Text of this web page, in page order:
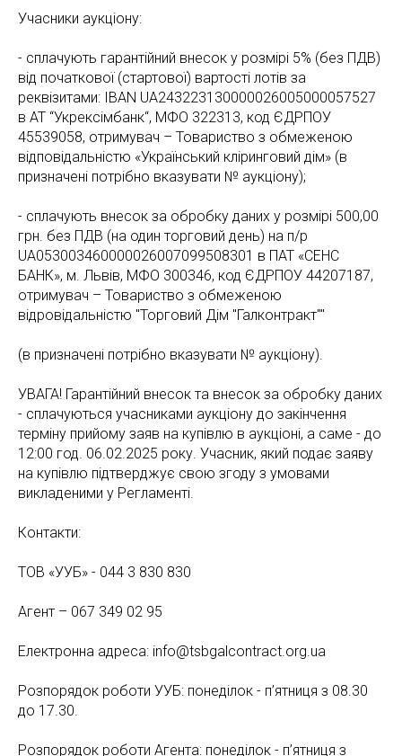
Учасники аукціону:
- сплачують гарантійний внесок у розмірі 5% (без ПДВ)
від початкової (стартової) вартості лотів за
реквізитами: IBAN UA243223130000026005000057527
в АТ “Укрексімбанк“, МФО 322313, код ЄДРПОУ
45539058, отримувач – Товариство з обмеженою
відповідальністю «Український кліринговий дім» (в
призначені потрібно вказувати № аукціону);
- сплачують внесок за обробку даних у розмірі 500,00
грн. без ПДВ (на один торговий день) на п/р
UA053003460000026007099508301 в ПАТ «СЕНС
БАНК», м. Львів, МФО 300346, код ЄДРПОУ 44207187,
отримувач – Товариство з обмеженою
відровідальністю "Торговий Дім "Галконтракт""
(в призначені потрібно вказувати № аукціону).
УВАГА! Гарантійний внесок та внесок за обробку даних
- сплачуються учасниками аукціону до закінчення
терміну прийому заяв на купівлю в аукціоні, а саме - до
12:00 год. 06.02.2025 року. Учасник, який подає заяву
на купівлю підтверджує свою згоду з умовами
викладеними у Регламенті.
Контакти:
ТОВ «УУБ» - 044 3 830 830
Агент – 067 349 02 95
Електронна адреса: info@tsbgalcontract.org.ua
Розпорядок роботи УУБ: понеділок - п’ятниця з 08.30
до 17.30.
Розпорядок роботи Агента: понеділок - п’ятниця з